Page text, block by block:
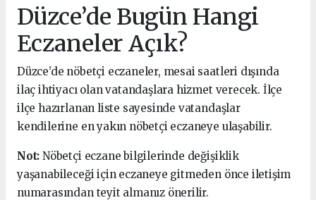
Düzce’de Bugün Hangi
Eczaneler Açık?
Düzce’de nöbetçi eczaneler, mesai saatleri dışında
ilaç ihtiyacı olan vatandaşlara hizmet verecek. İlçe
ilçe hazırlanan liste sayesinde vatandaşlar
kendilerine en yakın nöbetçi eczaneye ulaşabilir.
Not: Nöbetçi eczane bilgilerinde değişiklik
yaşanabileceği için eczaneye gitmeden önce iletişim
numarasından teyit almanız önerilir.